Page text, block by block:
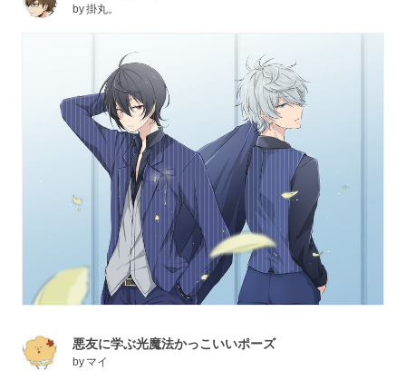
by掛丸。
悪友に学ぶ光魔法かっこいいポーズ
by マイ